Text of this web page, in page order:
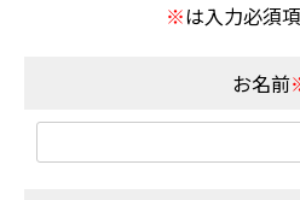
※は入力必須項
お名前